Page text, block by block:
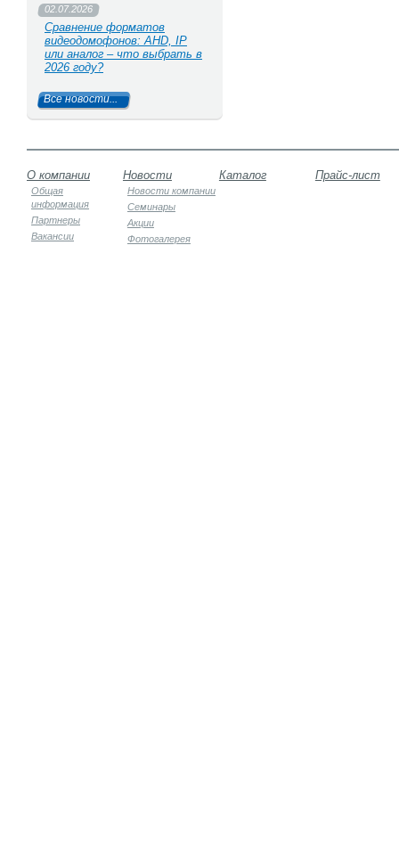
02.07.2026
Сравнение форматов
видеодомофонов: AHD, IP
или аналог – что выбрать в
2026 году?
Все новости...
О компании
Общая
информация
Партнеры
Вакансии
Новости
Новости компании
Семинары
Акции
Фотогалерея
Каталог Прайс-лист